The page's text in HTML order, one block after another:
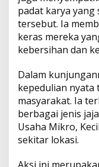
padat karya yang
tersebut. Ia
keras mereka
kebersihan dan
Dalam
kepedulian
masyarakat. Ia
berbagai jenis
Usaha Mikro,
sekitar lokasi.